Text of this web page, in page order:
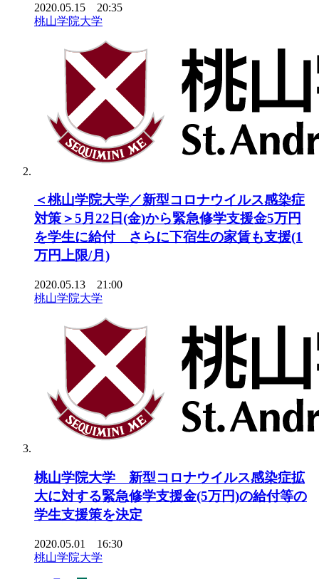
2020.05.15 20:35
桃山学院大学
＜桃山学院大学／新型コロナウイルス感染症
対策＞5月22日(金)から緊急修学支援金5万円
を学生に給付 さらに下宿生の家賃も支援(1
万円上限/月)
2020.05.13 21:00
桃山学院大学
桃山学院大学 新型コロナウイルス感染症拡
大に対する緊急修学支援金(5万円)の給付等の
学生支援策を決定
2020.05.01 16:30
桃山学院大学